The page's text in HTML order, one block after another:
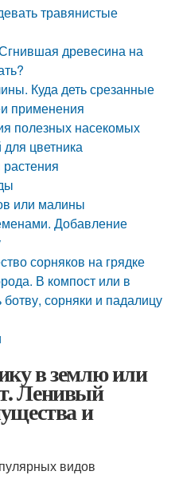
травянистые
древесина на
Куда деть срезанные
применения
полезных насекомых
цветника
или малины
Добавление
сорняков на грядке
В компост или в
сорняки и падалицу
в землю или
Ленивый
и
видов